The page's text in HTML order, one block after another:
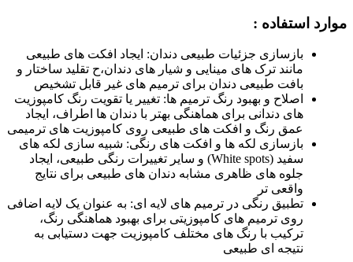
موارد استفاده :
بازسازی جزئیات طبیعی دندان: ایجاد افکت های طبیعی
مانند ترک های مینایی و شیار های دندان،ح تقلید ساختار و
بافت طبیعی دندان برای ترمیم های غیر قابل تشخیص
اصلاح و بهبود رنگ ترمیم ها: تغییر یا تقویت رنگ کامپوزیت
های دندانی برای هماهنگی بهتر با دندان ها اطراف، ایجاد
عمق رنگ و افکت های طبیعی روی کامپوزیت های ترمیمی
بازسازی لکه ها و افکت های رنگی: شبیه سازی لکه های
سفید (White spots) و سایر تغییرات رنگی طبیعی، ایجاد
جلوه های ظاهری مشابه دندان های طبیعی برای نتایج
واقعی تر
تطبیق رنگی در ترمیم های لایه ای: به عنوان یک لایه اضافی
روی ترمیم های کامپوزیتی برای بهبود هماهنگی رنگ،
ترکیب با رنگ های مختلف کامپوزیت جهت دستیابی به
نتیجه ای طبیعی